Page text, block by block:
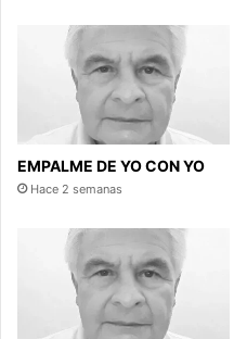
EMPALME DE YO CON YO
Hace 2 semanas